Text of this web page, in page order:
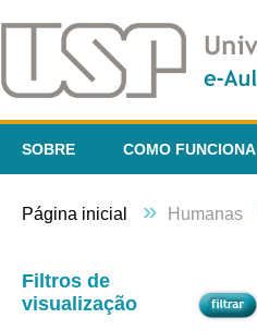
SOBRE COMO FUNCIONA
Página inicial » Humanas
Filtros de
visualização